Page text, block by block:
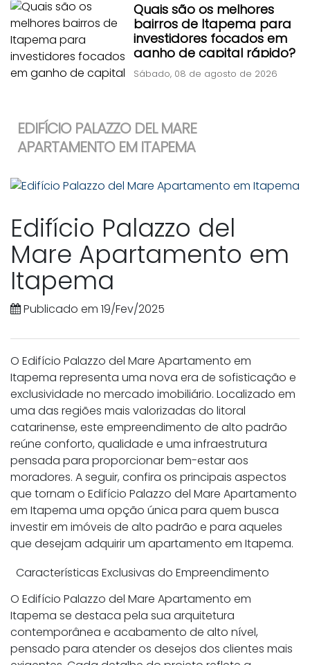
Quais são os melhores
bairros de Itapema para
investidores focados em
ganho de capital rápido?
Sábado, 08 de agosto de 2026
EDIFÍCIO PALAZZO DEL MARE
APARTAMENTO EM ITAPEMA
Edifício Palazzo del
Mare Apartamento em
Itapema
Publicado em 19/Fev/2025
O Edifício Palazzo del Mare Apartamento em
Itapema representa uma nova era de sofisticação e
exclusividade no mercado imobiliário. Localizado em
uma das regiões mais valorizadas do litoral
catarinense, este empreendimento de alto padrão
reúne conforto, qualidade e uma infraestrutura
pensada para proporcionar bem-estar aos
moradores. A seguir, confira os principais aspectos
que tornam o Edifício Palazzo del Mare Apartamento
em Itapema uma opção única para quem busca
investir em imóveis de alto padrão e para aqueles
que desejam adquirir um apartamento em Itapema.
Características Exclusivas do Empreendimento
O Edifício Palazzo del Mare Apartamento em
Itapema se destaca pela sua arquitetura
contemporânea e acabamento de alto nível,
pensado para atender os desejos dos clientes mais